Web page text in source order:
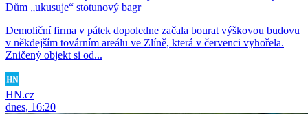
Dům „ukusuje“ stotunový bagr
Demoliční firma v pátek dopoledne začala bourat výškovou budovu
v někdejším továrním areálu ve Zlíně, která v červenci vyhořela.
Zničený objekt si od...
HN.cz
dnes, 16:20